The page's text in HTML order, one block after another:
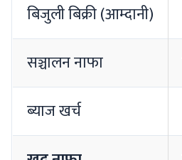
बिजुली बिक्री (आम्दानी)
सञ्चालन नाफा
ब्याज खर्च